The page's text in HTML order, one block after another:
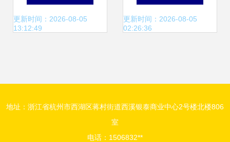
驱动数仓与数据湖
更新时间：2026-08-05
13:12:49
产品引领数据处理
更新时间：2026-08-05
02:26:36
地址：浙江省杭州市西湖区蒋村街道西溪银泰商业中心2号楼北楼806
室
电话：1506832**